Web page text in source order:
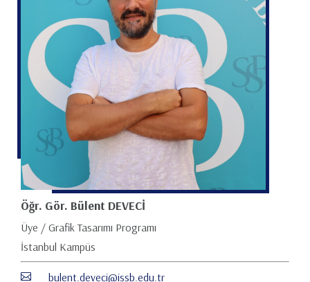
Öğr. Gör. Bülent DEVECİ
Üye / Grafik Tasarımı Programı
İstanbul Kampüs
bulent.deveci@issb.edu.tr